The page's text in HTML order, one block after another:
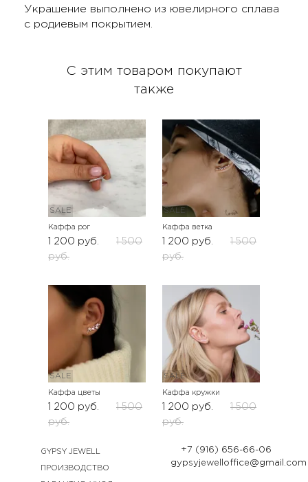
Украшение выполнено из ювелирного сплава
с родиевым покрытием.
С этим товаром покупают
также
SALE
Каффа рог
1 200 руб.
1 500
руб.
SALE
Каффа ветка
1 200 руб.
1 500
руб.
SALE
Каффа цветы
1 200 руб.
1 500
руб.
SALE
Каффа кружки
1 200 руб.
1 500
руб.
GYPSY JEWELL
ПРОИЗВОДСТВО
+7 (916) 656-66-06
gypsyjewelloffice@gmail.com